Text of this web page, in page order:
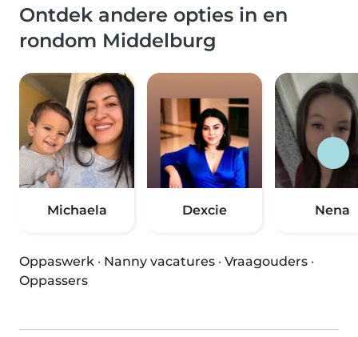
Ontdek andere opties in en
rondom Middelburg
Michaela Dexcie Nena
Oppaswerk · Nanny vacatures · Vraagouders ·
Oppassers